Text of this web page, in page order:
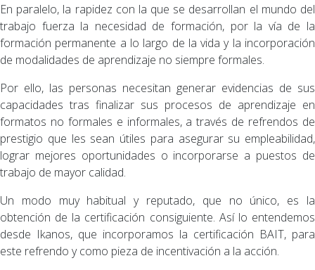
En paralelo, la rapidez con la que se desarrollan el mundo del
trabajo fuerza la necesidad de formación, por la vía de la
formación permanente a lo largo de la vida y la incorporación
de modalidades de aprendizaje no siempre formales.
Por ello, las personas necesitan generar evidencias de sus
capacidades tras finalizar sus procesos de aprendizaje en
formatos no formales e informales, a través de refrendos de
prestigio que les sean útiles para asegurar su empleabilidad,
lograr mejores oportunidades o incorporarse a puestos de
trabajo de mayor calidad.
Un modo muy habitual y reputado, que no único, es la
obtención de la certificación consiguiente. Así lo entendemos
desde Ikanos, que incorporamos la certificación BAIT, para
este refrendo y como pieza de incentivación a la acción.